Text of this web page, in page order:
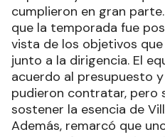
cumplieron en gran
que la temporada fue
vista de los objetivos
junto a la dirigencia. El
acuerdo al presupuesto
pudieron contratar, pero
sostener la esencia de
Además, remarcó que